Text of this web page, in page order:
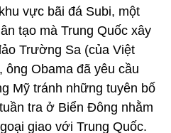
vực bãi đá Subi, một
tạo mà Trung Quốc xây
Trường Sa (của Việt
ông Obama đã yêu cầu
Mỹ tránh những tuyên bố
tra ở Biển Đông nhằm
giao với Trung Quốc.